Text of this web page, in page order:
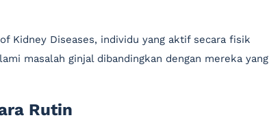
Kidney Diseases, individu yang aktif secara fisik
masalah ginjal dibandingkan dengan mereka yang
Rutin